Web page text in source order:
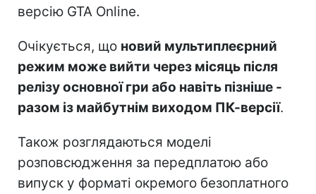
версію GTA Online.
Очікується, що новий мультиплеєрний
режим може вийти через місяць після
релізу основної гри або навіть пізніше -
разом із майбутнім виходом ПК-версії.
Також розглядаються моделі
розповсюдження за передплатою або
випуск у форматі окремого безоплатного